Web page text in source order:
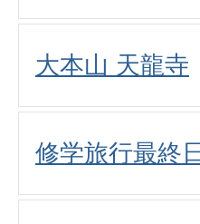
大本山 天龍寺
修学旅行最終